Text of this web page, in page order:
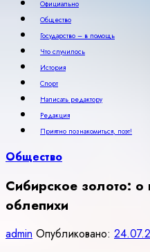
Официально
Общество
Государство – в помощь
Что случилось
История
Спорт
Написать редактору
Редакция
Приятно познакомиться, поэт!
Общество
Сибирское золото: о
облепихи
admin Опубликовано: